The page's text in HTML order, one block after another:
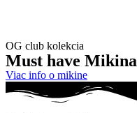
OG club kolekcia
Must have Mikina
Viac info o mikine